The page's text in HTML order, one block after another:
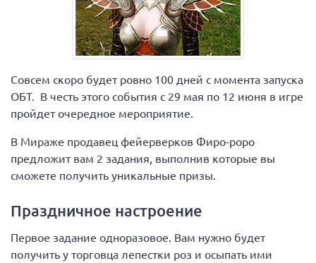
Совсем скоро будет ровно 100 дней с момента запуска
ОБТ. В честь этого события с 29 мая по 12 июня в игре
пройдет очередное мероприятие.
В Мираже продавец фейерверков Фиро-роро
предложит вам 2 задания, выполнив которые вы
сможете получить уникальные призы.
Праздничное настроение
Первое задание одноразовое. Вам нужно будет
получить у торговца лепестки роз и осыпать ими